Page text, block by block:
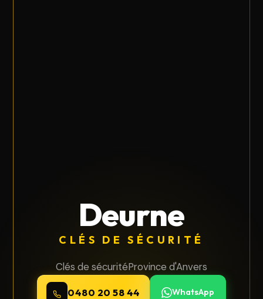
Deurne
CLÉS DE SÉCURITÉ
Clés de sécuritéProvince d'Anvers
0480 20 58 44 WhatsApp